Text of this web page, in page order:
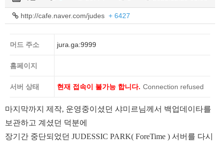
http://cafe.naver.com/judes + 6427
머드 주소 jura.ga:9999
홈페이지
서버 상태 현재 접속이 불가능 합니다. Connection refused
마지막까지 제작, 운영중이셨던 샤미르님께서 백업데이타를
보관하고 계셨던 덕분에
장기간 중단되었던 JUDESSIC PARK( ForeTime ) 서버를 다시